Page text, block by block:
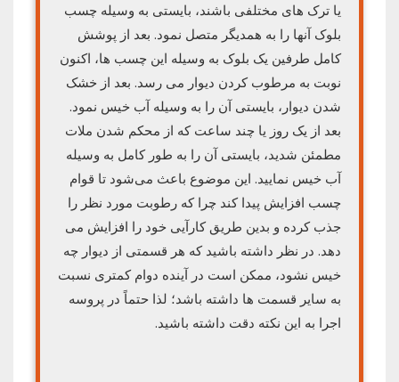
یا ترک های مختلفی باشند، بایستی به وسیله چسب
بلوک آنها را به همدیگر متصل نمود. بعد از پوشش
کامل طرفین یک بلوک به وسیله این چسب ها، اکنون
نوبت به مرطوب کردن دیوار می رسد. بعد از خشک
شدن دیوار، بایستی آن را به وسیله آب خیس نمود.
بعد از یک روز یا چند ساعت که از محکم شدن ملات
مطمئن شدید، بایستی آن را به طور کامل به وسیله
آب خیس نمایید. این موضوع باعث می‌شود تا قوام
چسب افزایش پیدا کند چرا که رطوبت مورد نظر را
جذب کرده و بدین طریق کارآیی خود را افزایش می
دهد. در نظر داشته باشید که هر قسمتی از دیوار چه
خیس نشود، ممکن است در آینده دوام کمتری نسبت
به سایر قسمت ها داشته باشد؛ لذا حتماً در پروسه
اجرا به این نکته دقت داشته باشید.